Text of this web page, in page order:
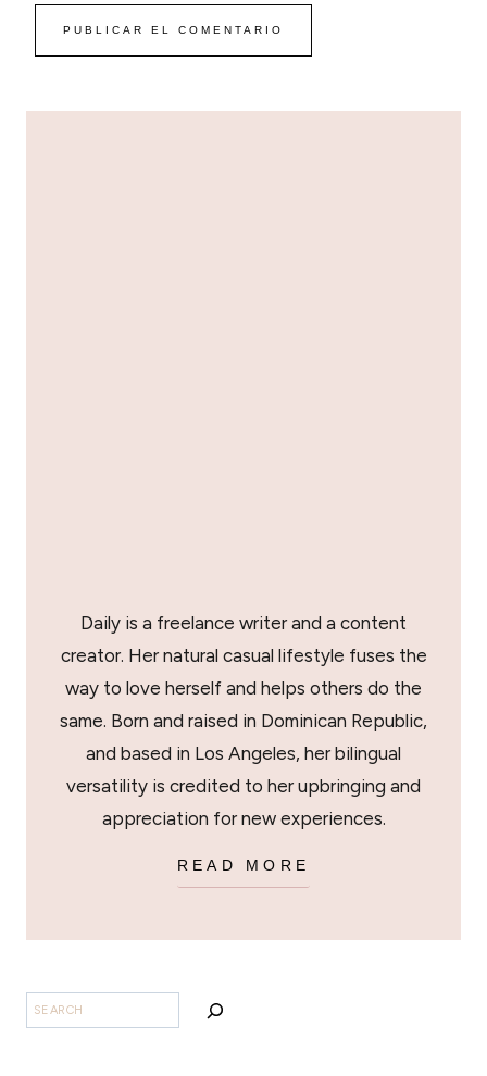
Daily is a freelance writer and a content
creator. Her natural casual lifestyle fuses the
way to love herself and helps others do the
same. Born and raised in Dominican Republic,
and based in Los Angeles, her bilingual
versatility is credited to her upbringing and
appreciation for new experiences.
READ MORE